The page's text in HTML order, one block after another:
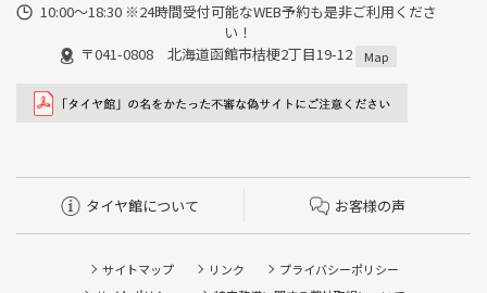
10:00～18:30 ※24時間受付可能なWEB予約も是非ご利用くださ
い！
〒041-0808 北海道函館市桔梗2丁目19-12
Map
タイヤ館について お客様の声
サイトマップ リンク
プライバシーポリシー